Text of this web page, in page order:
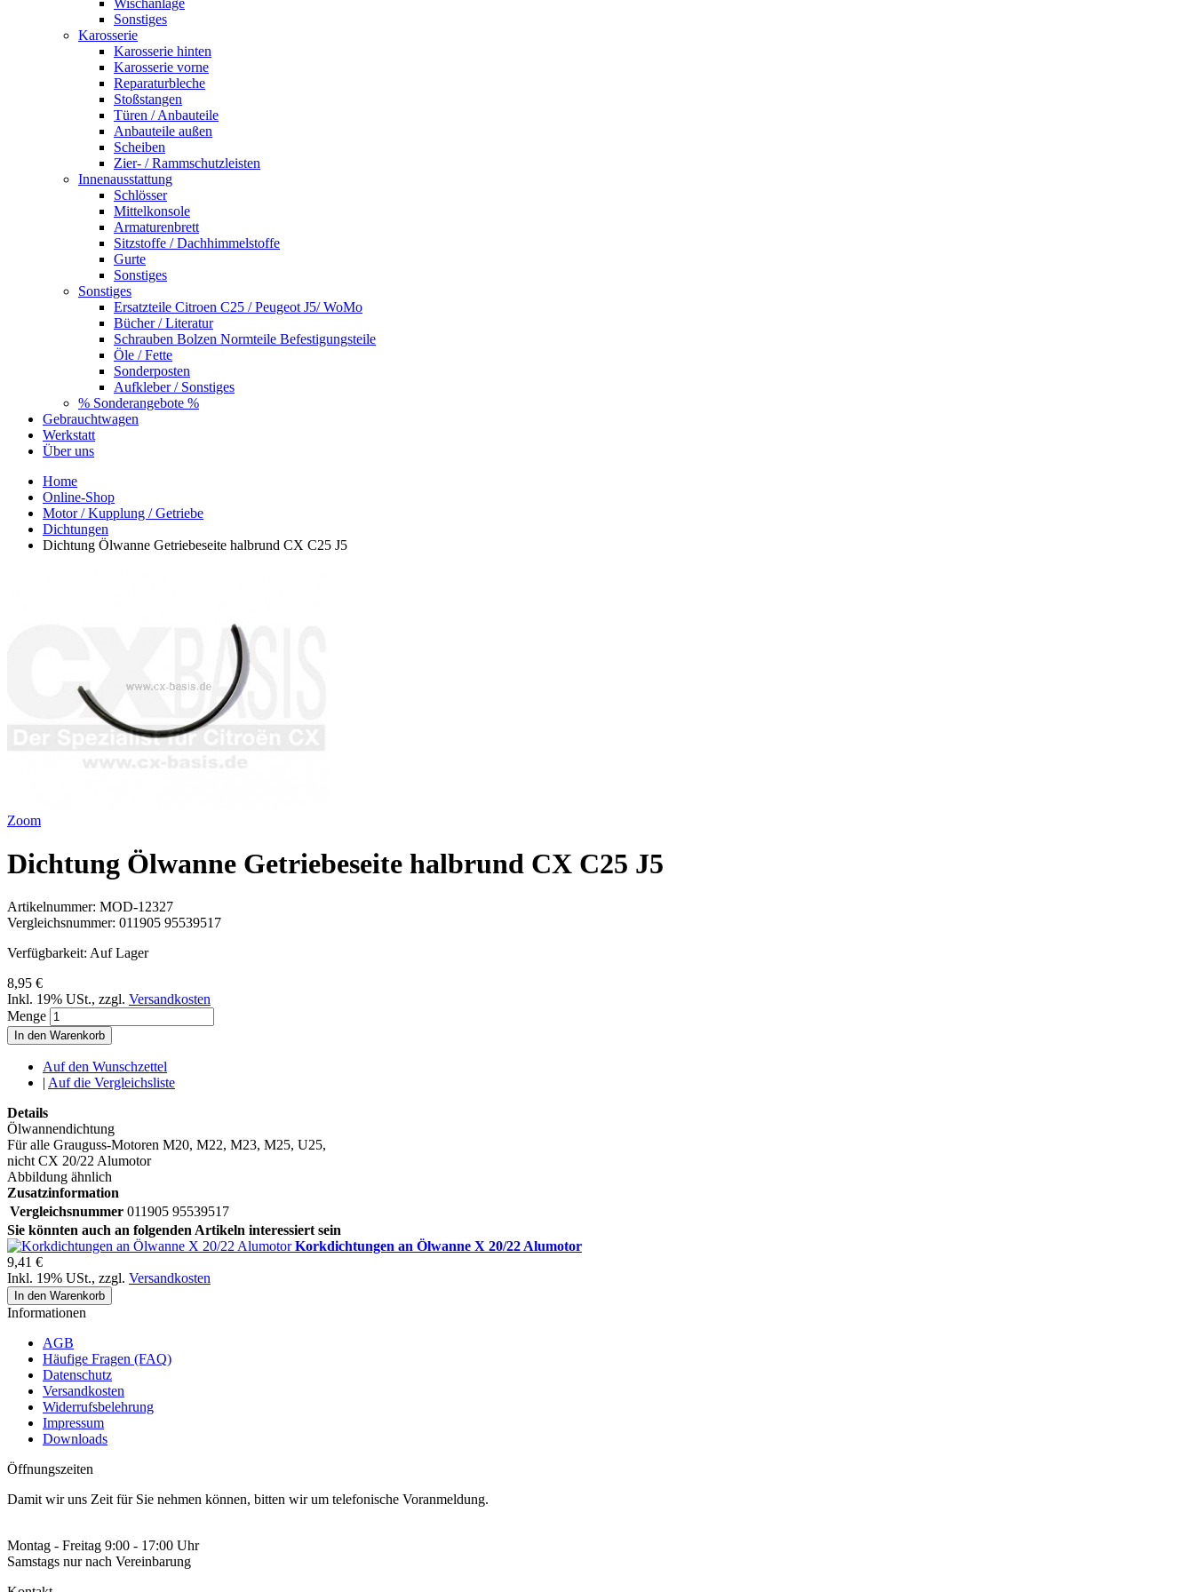
Sonstiges
Karosserie
Karosserie hinten
Karosserie vorne
Reparaturbleche
Stoßstangen
Türen / Anbauteile
Anbauteile außen
Scheiben
Zier- / Rammschutzleisten
Innenausstattung
Schlösser
Mittelkonsole
Armaturenbrett
Sitzstoffe / Dachhimmelstoffe
Gurte
Sonstiges
Sonstiges
Ersatzteile Citroen C25 / Peugeot J5/ WoMo
Bücher / Literatur
Schrauben Bolzen Normteile Befestigungsteile
Öle / Fette
Sonderposten
Aufkleber / Sonstiges
% Sonderangebote %
Gebrauchtwagen
Werkstatt
Über uns
Home
Online-Shop
Motor / Kupplung / Getriebe
Dichtungen
Dichtung Ölwanne Getriebeseite halbrund CX C25 J5
Zoom
Dichtung Ölwanne Getriebeseite halbrund CX C25 J5
Artikelnummer: MOD-12327
Vergleichsnummer: 011905 95539517
Verfügbarkeit: Auf Lager
8,95 €
Inkl. 19% USt., zzgl. Versandkosten
Menge
In den Warenkorb
Auf den Wunschzettel
| Auf die Vergleichsliste
Details
Ölwannendichtung
Für alle Grauguss-Motoren M20, M22, M23, M25, U25,
nicht CX 20/22 Alumotor
Abbildung ähnlich
Zusatzinformation
Vergleichsnummer 011905 95539517
Sie könnten auch an folgenden Artikeln interessiert sein
Korkdichtungen an Ölwanne X 20/22 Alumotor
9,41 €
Inkl. 19% USt., zzgl. Versandkosten
In den Warenkorb
Informationen
AGB
Häufige Fragen (FAQ)
Datenschutz
Versandkosten
Widerrufsbelehrung
Impressum
Downloads
Öffnungszeiten
Damit wir uns Zeit für Sie nehmen können, bitten wir um telefonische Voranmeldung.
Montag - Freitag 9:00 - 17:00 Uhr
Samstags nur nach Vereinbarung